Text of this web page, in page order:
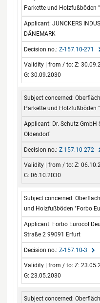
Parkette und Holzfußböden
JUNCKERS
DÄNEMARK
Z-157.10-271
Z:
G: 30.09.2030
Parkette und Holzfußböden
Dr. Schutz
Oldendorf
Z-157.10-272
Z:
G: 06.10.2030
und Holzfußböden "Forbo
Forbo Eurocol
Straße 2 99091 Erfurt
Z-157.10-3
Z:
G: 23.05.2030